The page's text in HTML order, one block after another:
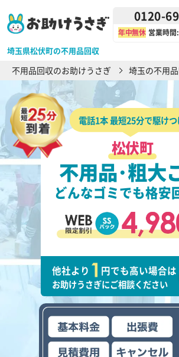
埼玉県松伏町の不用品回収
0120-
年中無休 営業時
不用品回収のお助けうさぎ 埼玉の不用
電話1本 最短25分で駆け
松伏町
不用品･粗大
どんなゴミでも格安
他社より 円でも高い場合は
お助けうさぎにご相談ください